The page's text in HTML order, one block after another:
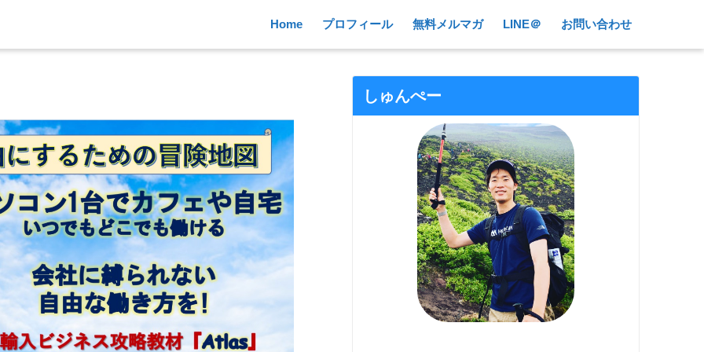
Home プロフィール 無料メルマガ LINE＠ お問い合わせ
しゅんぺー